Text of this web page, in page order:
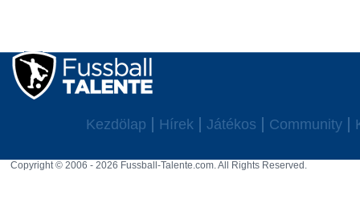
Kezdölap Hírek Játékos Community
Copyright © 2006 - 2026 Fussball-Talente.com. All Rights Reserved.